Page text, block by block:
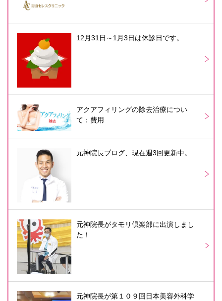
12月31日～1月3日は休診日です。
アクアフィリングの除去治療につい
て：費用
元神院長ブログ、現在週3回更新中。
元神院長がタモリ倶楽部に出演しまし
た！
元神院長が第１０９回日本美容外科学